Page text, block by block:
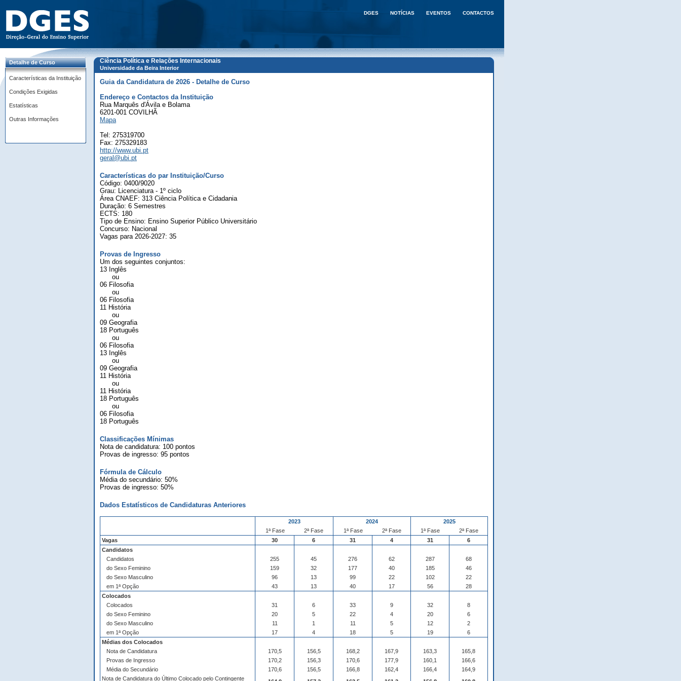
DGES NOTÍCIAS EVENTOS CONTACTOS
Detalhe de Curso
Características da Instituição
Condições Exigidas
Estatísticas
Outras Informações
Ciência Política e Relações Internacionais
Universidade da Beira Interior
Guia da Candidatura de 2026 - Detalhe de Curso
Endereço e Contactos da Instituição
Rua Marquês d'Ávila e Bolama
6201-001 COVILHÃ
Mapa
Tel: 275319700
Fax: 275329183
http://www.ubi.pt
geral@ubi.pt
Características do par Instituição/Curso
Código: 0400/9020
Grau: Licenciatura - 1º ciclo
Área CNAEF: 313 Ciência Política e Cidadania
Duração: 6 Semestres
ECTS: 180
Tipo de Ensino: Ensino Superior Público Universitário
Concurso: Nacional
Vagas para 2026-2027: 35
Provas de Ingresso
Um dos seguintes conjuntos:
13 Inglês
ou
06 Filosofia
ou
06 Filosofia
11 História
ou
09 Geografia
18 Português
ou
06 Filosofia
13 Inglês
ou
09 Geografia
11 História
ou
11 História
18 Português
ou
06 Filosofia
18 Português
Classificações Mínimas
Nota de candidatura: 100 pontos
Provas de ingresso: 95 pontos
Fórmula de Cálculo
Média do secundário: 50%
Provas de ingresso: 50%
Dados Estatísticos de Candidaturas Anteriores
2023 2024
2025
1ª Fase
2ª Fase 1ª Fase 2ª Fase 1ª Fase
2ª Fase
Vagas
30 6 31 4 31
6
Candidatos
Candidatos
255 45 276 62 287
68
do Sexo Feminino
159 32 177 40 185
46
do Sexo Masculino
96 13 99 22 102
22
em 1ª Opção
43 13 40 17 56
28
Colocados
Colocados
31 6 33 9 32
8
do Sexo Feminino
20 5 22 4 20
6
do Sexo Masculino
11 1 11 5 12
2
em 1ª Opção
17 4 18 5 19
6
Médias dos Colocados
Nota de Candidatura
170,5 156,5 168,2 167,9 163,3
165,8
Provas de Ingresso
170,2 156,3 170,6 177,9 160,1
166,6
Média do Secundário
170,6 156,5 166,8 162,4 166,4
164,9
Nota de Candidatura do Último Colocado pelo Contingente